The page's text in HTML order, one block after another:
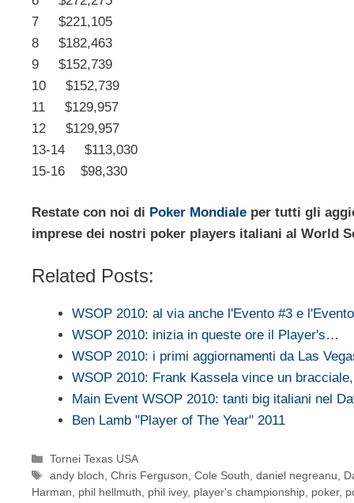
7 $221,105
8 $182,463
9 $152,739
10 $152,739
11 $129,957
12 $129,957
13-14 $113,030
15-16 $98,330
Restate con noi di Poker Mondiale per tutti gli
imprese dei nostri poker players italiani al World
Related Posts:
WSOP 2010: al via anche l'Evento #3 e
WSOP 2010: inizia in queste ore il Player's…
WSOP 2010: i primi aggiornamenti da Las
WSOP 2010: Frank Kassela vince un
Main Event WSOP 2010: tanti big italiani nel
Ben Lamb "Player of The Year" 2011
Categorie
Tornei Texas USA
Tag
andy bloch,Chris Ferguson,Cole South,daniel negreanu,
Harman, phil hellmuth, phil ivey, player's championship, poker,